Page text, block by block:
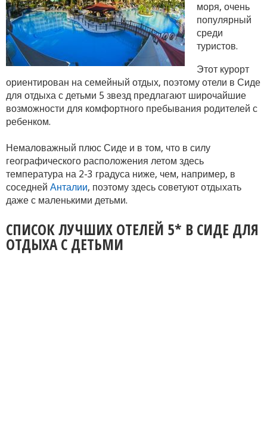
моря, очень
популярный
среди
туристов.
Этот курорт
ориентирован на семейный отдых, поэтому отели в Сиде
для отдыха с детьми 5 звезд предлагают широчайшие
возможности для комфортного пребывания родителей с
ребенком.
Немаловажный плюс Сиде и в том, что в силу
географического расположения летом здесь
температура на 2-3 градуса ниже, чем, например, в
соседней Анталии, поэтому здесь советуют отдыхать
даже с маленькими детьми.
СПИСОК ЛУЧШИХ ОТЕЛЕЙ 5* В СИДЕ ДЛЯ
ОТДЫХА С ДЕТЬМИ